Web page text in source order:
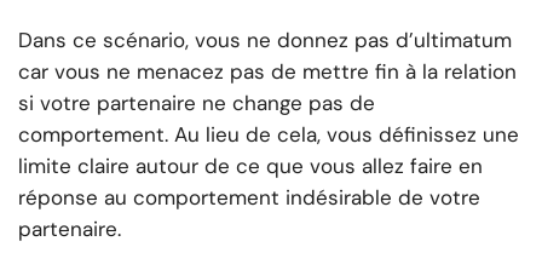
Dans ce scénario, vous ne donnez pas d’ultimatum
car vous ne menacez pas de mettre fin à la relation
si votre partenaire ne change pas de
comportement. Au lieu de cela, vous définissez une
limite claire autour de ce que vous allez faire en
réponse au comportement indésirable de votre
partenaire.